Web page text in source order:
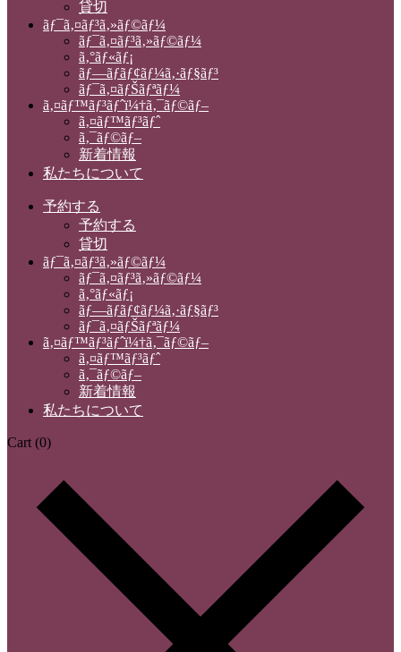
貸切
ãƒ¯ã‚¤ãƒ³ã‚»ãƒ©ãƒ¼
ãƒ¯ã‚¤ãƒ³ã‚»ãƒ©ãƒ¼
ã‚°ãƒ«ãƒ¡
ãƒ—ãƒ­ãƒ¢ãƒ¼ã‚·ãƒ§ãƒ³
ãƒ¯ã‚¤ãƒŠãƒªãƒ¼
ã‚¤ãƒ™ãƒ³ãƒˆï¼†ã‚¯ãƒ©ãƒ–
ã‚¤ãƒ™ãƒ³ãƒˆ
ã‚¯ãƒ©ãƒ–
新着情報
私たちについて
予約する
予約する
貸切
ãƒ¯ã‚¤ãƒ³ã‚»ãƒ©ãƒ¼
ãƒ¯ã‚¤ãƒ³ã‚»ãƒ©ãƒ¼
ã‚°ãƒ«ãƒ¡
ãƒ—ãƒ­ãƒ¢ãƒ¼ã‚·ãƒ§ãƒ³
ãƒ¯ã‚¤ãƒŠãƒªãƒ¼
ã‚¤ãƒ™ãƒ³ãƒˆï¼†ã‚¯ãƒ©ãƒ–
ã‚¤ãƒ™ãƒ³ãƒˆ
ã‚¯ãƒ©ãƒ–
新着情報
私たちについて
Cart (0)